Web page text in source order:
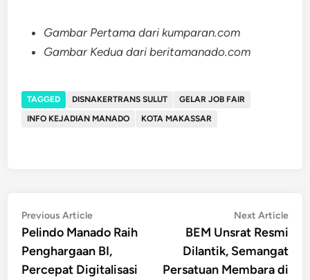
Gambar Pertama dari kumparan.com
Gambar Kedua dariberitamanado.com
TAGGED DISNAKERTRANS SULUT
GELAR JOB FAIR
INFO KEJADIAN MANADO
KOTA MAKASSAR
Post
navigation
Previous ArticlePrevious
article:
Pelindo Manado Raih
Penghargaan BI,
Percepat Digitalisasi
Next Article
BEM Unsrat Resmi
Dilantik, Semangat
Persatuan Membara di